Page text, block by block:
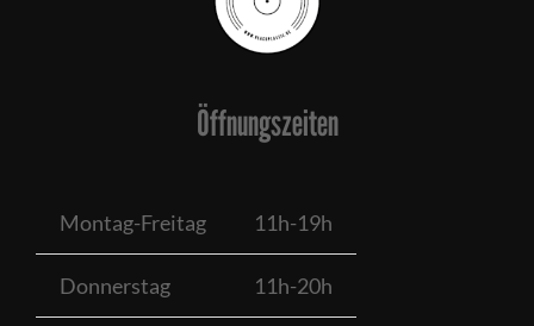
Öffnungszeiten
Montag-Freitag 11h-19h
Donnerstag 11h-20h